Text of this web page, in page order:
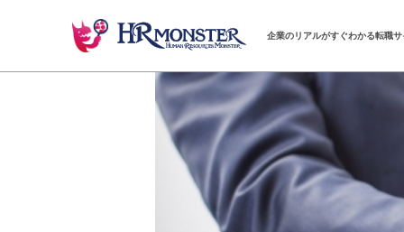
企業のリアルがすぐわかる転職